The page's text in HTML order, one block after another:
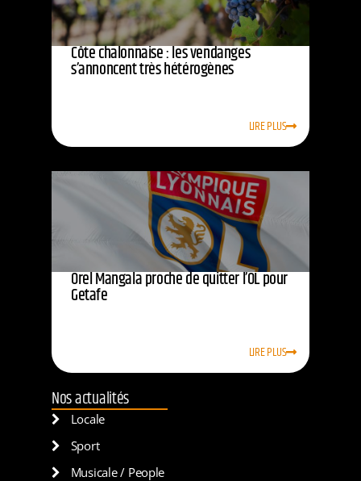
Côte chalonnaise : les vendanges
s’annoncent très hétérogènes
LIRE PLUS
Orel Mangala proche de quitter l’OL pour
Getafe
LIRE PLUS
Nos actualités
Locale
Sport
Musicale / People